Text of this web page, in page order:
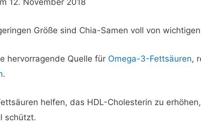
Größe sind Chia-Samen voll von
hervorragende Quelle für Omega-3-Fettsäuren,
.
helfen, das HDL-Cholesterin zu
schützt.